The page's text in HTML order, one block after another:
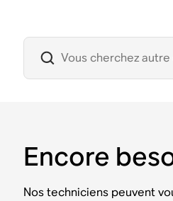
Encore
Nos techniciens peuvent